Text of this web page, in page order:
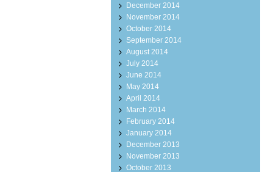
December 2014
November 2014
October 2014
September 2014
August 2014
July 2014
June 2014
May 2014
April 2014
March 2014
February 2014
January 2014
December 2013
November 2013
October 2013